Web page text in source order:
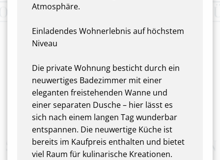
Atmosphäre.
Einladendes Wohnerlebnis auf höchstem
Niveau
Die private Wohnung besticht durch ein
neuwertiges Badezimmer mit einer
eleganten freistehenden Wanne und
einer separaten Dusche – hier lässt es
sich nach einem langen Tag wunderbar
entspannen. Die neuwertige Küche ist
bereits im Kaufpreis enthalten und bietet
viel Raum für kulinarische Kreationen.